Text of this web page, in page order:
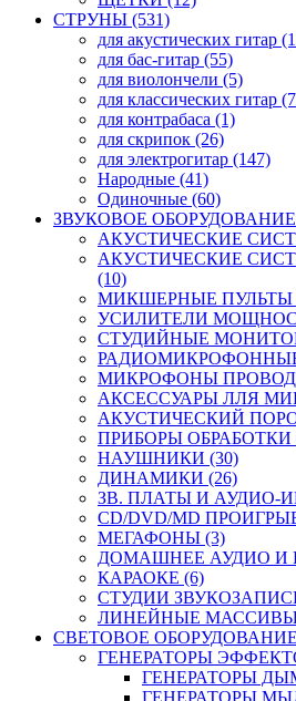
СТРУНЫ (531)
для акустических гитар
для бас-гитар (55)
для виолончели (5)
для классических гитар
для контрабаса (1)
для скрипок (26)
для электрогитар (147)
Народные (41)
Одиночные (60)
ЗВУКОВОЕ ОБОРУДОВАНИЕ
АКУСТИЧЕСКИЕ
АКУСТИЧЕСКИЕ
(10)
МИКШЕРНЫЕ ПУЛЬТЫ
УСИЛИТЕЛИ
СТУДИЙНЫЕ
МИКРОФОНЫ
АКСЕССУАРЫ ЛЛЯ
АКУСТИЧЕСКИЙ
ПРИБОРЫ ОБРАБОТКИ
НАУШНИКИ (30)
ДИНАМИКИ (26)
ЗВ. ПЛАТЫ И АУДИО-
CD/DVD/MD
МЕГАФОНЫ (3)
ДОМАШНЕЕ АУДИО И
КАРАОКЕ (6)
СТУДИИ
ЛИНЕЙНЫЕ МАССИВЫ
СВЕТОВОЕ ОБОРУДОВАНИЕ
ГЕНЕРАТОРЫ
ГЕНЕРАТОРЫ
ГЕНЕРАТОРЫ